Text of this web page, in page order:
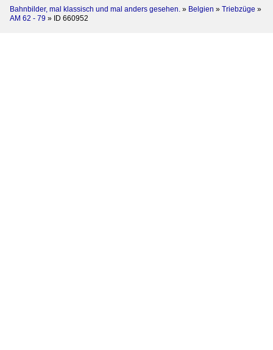
Bahnbilder, mal klassisch und mal anders gesehen. » Belgien » Triebzüge »
AM 62 - 79 » ID 660952